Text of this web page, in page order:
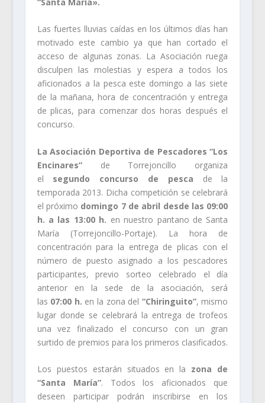
Las fuertes lluvias caídas en los últimos días han
motivado este cambio ya que han cortado el
acceso de algunas zonas. La Asociación ruega
disculpen las molestias y espera a todos los
aficionados a la pesca este domingo a las siete
de la mañana, hora de concentración y entrega
de plicas, para comenzar dos horas después el
concurso.
La Asociación Deportiva de Pescadores “Los
Encinares”de Torrejoncillo organiza
el segundo concurso de pesca de la
temporada 2013. Dicha competición se celebrará
el próximo domingo 7 de abril desde las 09:00
h. a las 13:00 h. en nuestro pantano de Santa
María (Torrejoncillo-Portaje). La hora de
concentración para la entrega de plicas con el
número de puesto asignado a los pescadores
participantes, previo sorteo celebrado el día
anterior en la sede de la asociación, será
las 07:00 h. en la zona del “Chiringuito”, mismo
lugar donde se celebrará la entrega de trofeos
una vez finalizado el concurso con un gran
surtido de premios para los primeros clasificados.
Los puestos estarán situados en la zona de
“Santa María”. Todos los aficionados que
deseen participar podrán inscribirse en los